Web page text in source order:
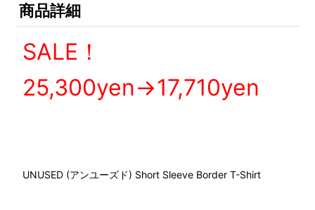
商品詳細
SALE！
25,300yen→17,710yen
UNUSED (アンユーズド) Short Sleeve Border T-Shirt